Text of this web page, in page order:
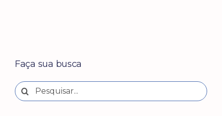
Faça sua busca
Buscar
resultados